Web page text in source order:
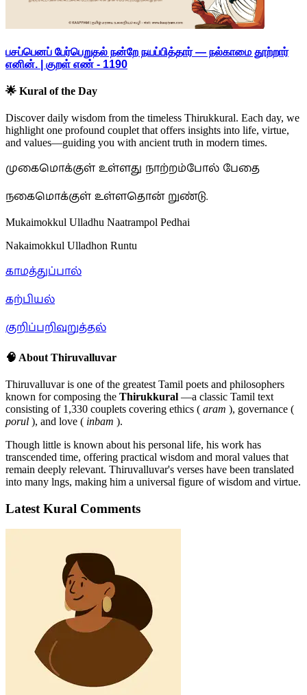
பசப்பெனப் பேர்பெறுதல் நன்றே நயப்பித்தார் — நல்காமை தூற்றார்
எனின். | குறள் எண் - 1190
🌟 Kural of the Day
Discover daily wisdom from the timeless Thirukkural. Each day, we
highlight one profound couplet that offers insights into life, virtue,
and values—guiding you with ancient truth in modern times.
முகைமொக்குள் உள்ளது நாற்றம்போல் பேதை
நகைமொக்குள் உள்ளதொன் றுண்டு.
Mukaimokkul Ulladhu Naatrampol Pedhai
Nakaimokkul Ulladhon Runtu
காமத்துப்பால்
கற்பியல்
குறிப்பறிவுறுத்தல்
🧠 About Thiruvalluvar
Thiruvalluvar is one of the greatest Tamil poets and philosophers
known for composing the Thirukkural —a classic Tamil text
consisting of 1,330 couplets covering ethics ( aram ), governance (
porul ), and love ( inbam ).
Though little is known about his personal life, his work has
transcended time, offering practical wisdom and moral values that
remain deeply relevant. Thiruvalluvar's verses have been translated
into many lngs, making him a universal figure of wisdom and virtue.
Latest Kural Comments